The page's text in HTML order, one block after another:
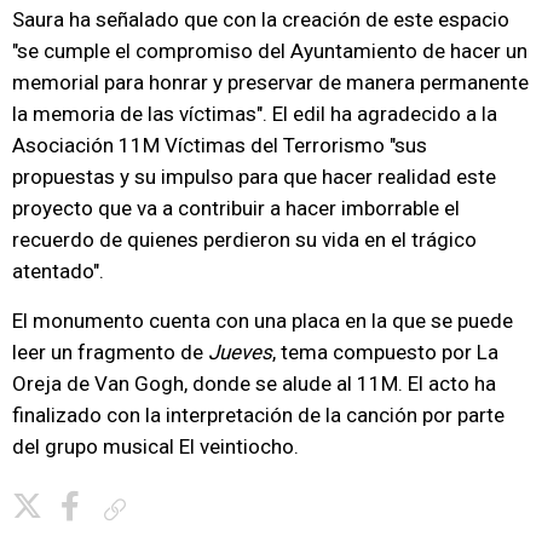
Saura ha señalado que con la creación de este espacio
"se cumple el compromiso del Ayuntamiento de hacer un
memorial para honrar y preservar de manera permanente
la memoria de las víctimas". El edil ha agradecido a la
Asociación 11M Víctimas del Terrorismo "sus
propuestas y su impulso para que hacer realidad este
proyecto que va a contribuir a hacer imborrable el
recuerdo de quienes perdieron su vida en el trágico
atentado".
El monumento cuenta con una placa en la que se puede
leer un fragmento de Jueves, tema compuesto por La
Oreja de Van Gogh, donde se alude al 11M. El acto ha
finalizado con la interpretación de la canción por parte
del grupo musical El veintiocho.